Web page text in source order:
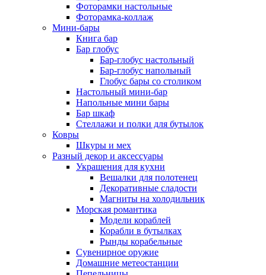
Фоторамки настольные
Фоторамка-коллаж
Мини-бары
Книга бар
Бар глобус
Бар-глобус настольный
Бар-глобус напольный
Глобус бары со столиком
Настольный мини-бар
Напольные мини бары
Бар шкаф
Стеллажи и полки для бутылок
Ковры
Шкуры и мех
Разный декор и аксессуары
Украшения для кухни
Вешалки для полотенец
Декоративные сладости
Магниты на холодильник
Морская романтика
Модели кораблей
Корабли в бутылках
Рынды корабельные
Сувенирное оружие
Домашние метеостанции